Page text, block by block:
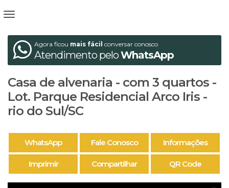
Agora ficou mais fácil conversar conosco
Atendimento peloWhatsApp
Casa de alvenaria - com 3 quartos -
Lot. Parque Residencial Arco Iris -
rio do Sul/SC
WhatsApp Fale Conosco Informações
Imprimir Compartilhar QR Code